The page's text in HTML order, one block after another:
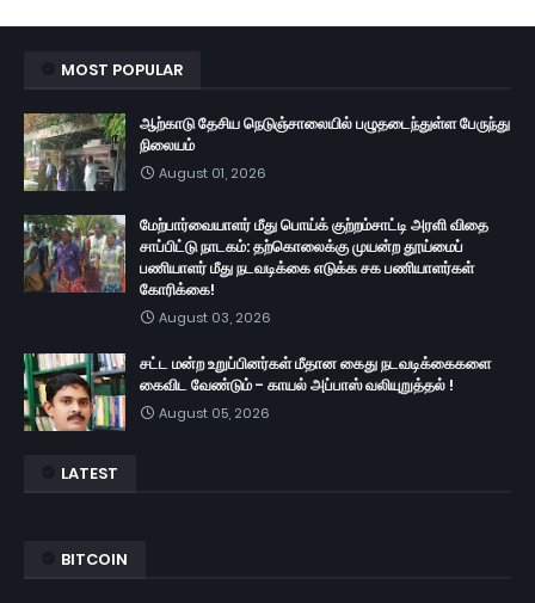
MOST POPULAR
ஆற்காடு தேசிய நெடுஞ்சாலையில் பழுதடைந்துள்ள பேருந்து
நிலையம்
August 01, 2026
மேற்பார்வையாளர் மீது பொய்க் குற்றம்சாட்டி அரளி விதை
சாப்பிட்டு நாடகம்: தற்கொலைக்கு முயன்ற தூய்மைப்
பணியாளர் மீது நடவடிக்கை எடுக்க சக பணியாளர்கள்
கோரிக்கை!
August 03, 2026
சட்ட மன்ற உறுப்பினர்கள் மீதான கைது நடவடிக்கைகளை
கைவிட வேண்டும் - காயல் அப்பாஸ் வலியுறுத்தல் !
August 05, 2026
LATEST
BITCOIN